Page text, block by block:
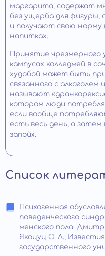
маргарита, содержат
без ущерба для
и получают свою норму
напитках.
Принятие чрезмерного
кампусах колледжей в
худобой может быть
связанного с
называют
котором люди
если вообще
есть весь день, а
запой».
Список
Психогенная
поведенческого
женского пола.
Якоцуц О. Л.,
государственного